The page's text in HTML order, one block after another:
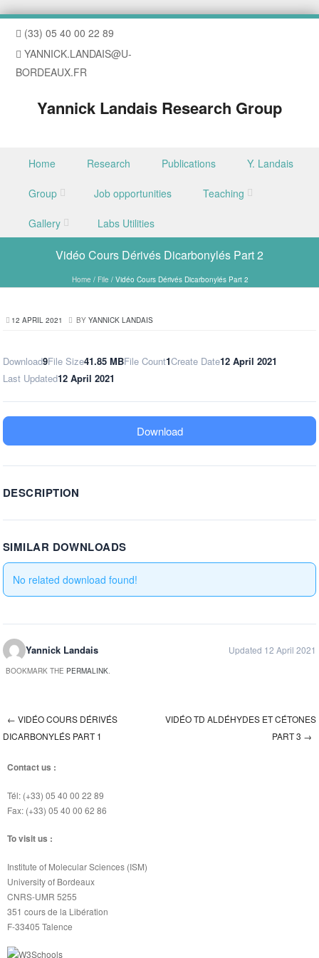
(33) 05 40 00 22 89
YANNICK.LANDAIS@U-
BORDEAUX.FR
Yannick Landais Research Group
Skip to content
Home Research Publications Y. Landais
Group Job opportunities Teaching
Gallery Labs Utilities
Vidéo Cours Dérivés Dicarbonylés Part 2
Home / File / Vidéo Cours Dérivés Dicarbonylés Part 2
12 APRIL 2021 BY YANNICK LANDAIS
Download9File Size41.85 MBFile Count1Create Date12 April 2021
Last Updated12 April 2021
Download
DESCRIPTION
SIMILAR DOWNLOADS
No related download found!
Yannick Landais Updated 12 April 2021
BOOKMARK THE PERMALINK.
Post navigation
← VIDÉO COURS DÉRIVÉS
DICARBONYLÉS PART 1
VIDÉO TD ALDÉHYDES ET CÉTONES
PART 3 →
Contact us :
Tél: (+33) 05 40 00 22 89
Fax: (+33) 05 40 00 62 86
To visit us :
Institute of Molecular Sciences (ISM)
University of Bordeaux
CNRS-UMR 5255
351 cours de la Libération
F-33405 Talence